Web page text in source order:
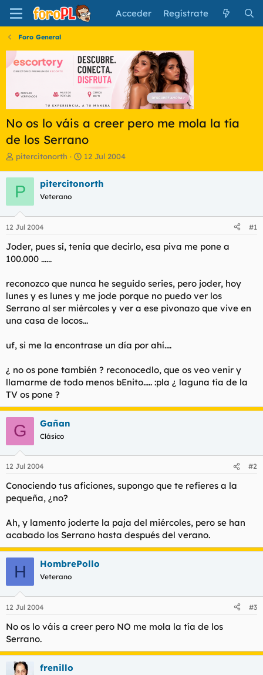
Acceder Regístrate
Foro General
No os lo váis a creer pero me mola la tía
de los Serrano
I
i
c
i
a
d
o
d
e
t
e
a
pitercitonorth
F
h
e
i
o
12 Jul 2004
P pitercitonorth
Veterano
12 Jul 2004 #1
Joder, pues sí, tenía que decirlo, esa piva me pone a
100.000 ......
reconozco que nunca he seguido series, pero joder, hoy
lunes y es lunes y me jode porque no puedo ver los
Serrano al ser miércoles y ver a ese pivonazo que vive en
una casa de locos...
uf, si me la encontrase un día por ahí....
¿ no os pone también ? reconocedlo, que os veo venir y
llamarme de todo menos bEnito..... :pla ¿ laguna tía de la
TV os pone ?
G Gañan
Clásico
12 Jul 2004 #2
Conociendo tus aficiones, supongo que te refieres a la
pequeña, ¿no?
Ah, y lamento joderte la paja del miércoles, pero se han
acabado los Serrano hasta después del verano.
H HombrePollo
Veterano
12 Jul 2004 #3
No os lo váis a creer pero NO me mola la tía de los
Serrano.
frenillo